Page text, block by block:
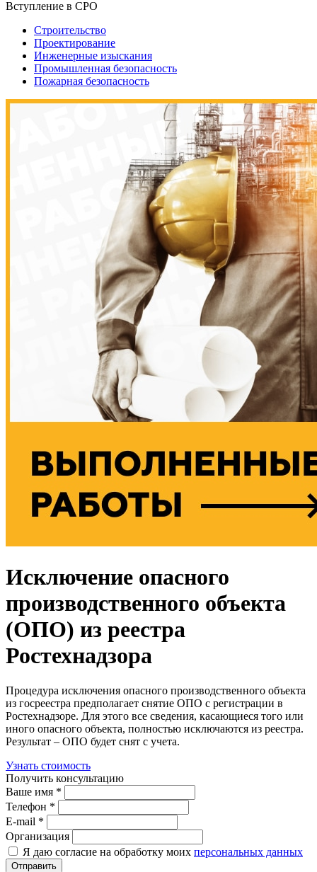
Вступление в СРО
Строительство
Проектирование
Инженерные изыскания
Промышленная безопасность
Пожарная безопасность
Исключение опасного
производственного объекта
(ОПО) из реестра
Ростехнадзора
Процедура исключения опасного производственного объекта
из госреестра предполагает снятие ОПО с регистрации в
Ростехнадзоре. Для этого все сведения, касающиеся того или
иного опасного объекта, полностью исключаются из реестра.
Результат – ОПО будет снят с учета.
Узнать стоимость
Получить консультацию
Ваше имя *
Телефон *
E-mail *
Организация
Я даю согласие на обработку моих персональных данных
Отправить